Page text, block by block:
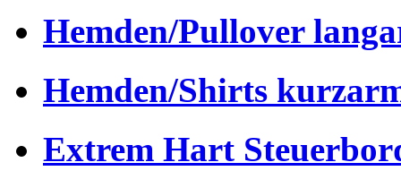
Hemden/Pullover
Hemden/Shirts
Extrem Hart